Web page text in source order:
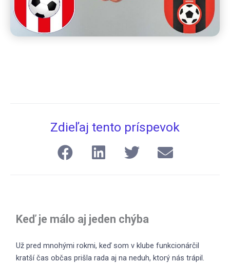
Zdieľaj tento príspevok
Keď je málo aj jeden chýba
Už pred mnohými rokmi, keď som v klube funkcionárčil
kratší čas občas prišla rada aj na neduh, ktorý nás trápil.